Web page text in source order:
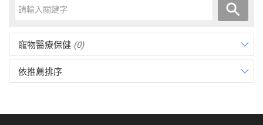
寵物醫療保健 (0)
依推薦排序